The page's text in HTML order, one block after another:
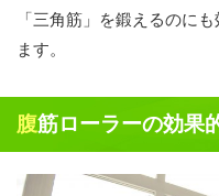
「三角筋」を鍛えるのにも
ます。
腹筋ローラーの効果